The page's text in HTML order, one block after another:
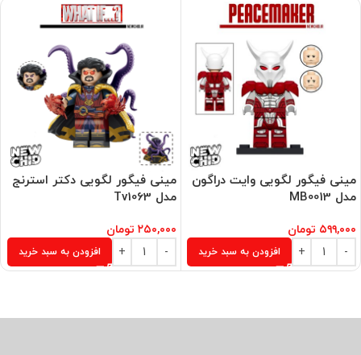
مینی فیگور لگویی وایت دراگون
مدل MB0013
۵۹۹,۰۰۰ تومان
افزودن به سبد خرید
مینی فیگور لگویی دکتر استرنج
مدل Tv1063
۲۵۰,۰۰۰ تومان
افزودن به سبد خرید